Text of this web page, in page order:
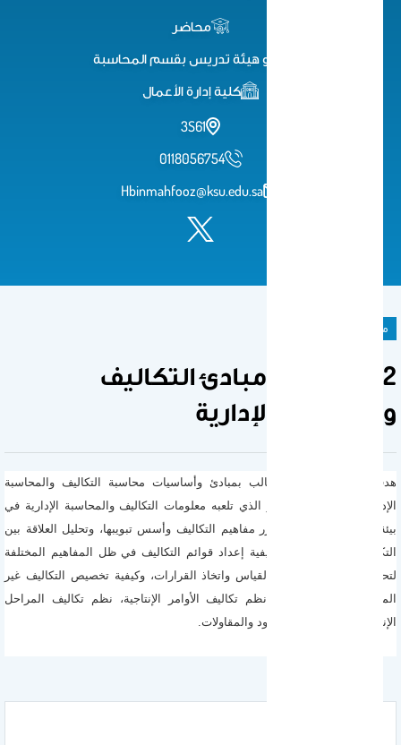
محاضر
عضو هيئة تدريس بقسم المحاسبة
كلية إدارة الأعمال
3S61
0118056754
Hbinmahfooz@ksu.edu.sa
مادة دراسية
202 حسب/ مبادئ التكاليف
والمحاسبة الإدارية
هدف المقرر: تعريف الطالب بمبادئ وأساسيات محاسبة التكاليف والمحاسبة
الإدارية بالتركيز على الدور الذي تلعبه معلومات التكاليف والمحاسبة الإدارية في
بيئة الأعمال، ويتناول المقرر مفاهيم التكاليف وأسس تبويبها، وتحليل العلاقة بين
التكلفة والحجم والربح، وكيفية إعداد قوائم التكاليف في ظل المفاهيم المختلفة
لتحميل التكاليف لأغراض القياس واتخاذ القرارات، وكيفية تخصيص التكاليف غير
المباشرة، وكذلك دراسة نظم تكاليف الأوامر الإنتاجية، نظم تكاليف المراحل
الإنتاجية ، نظم تكاليف العقود والمقاولات.